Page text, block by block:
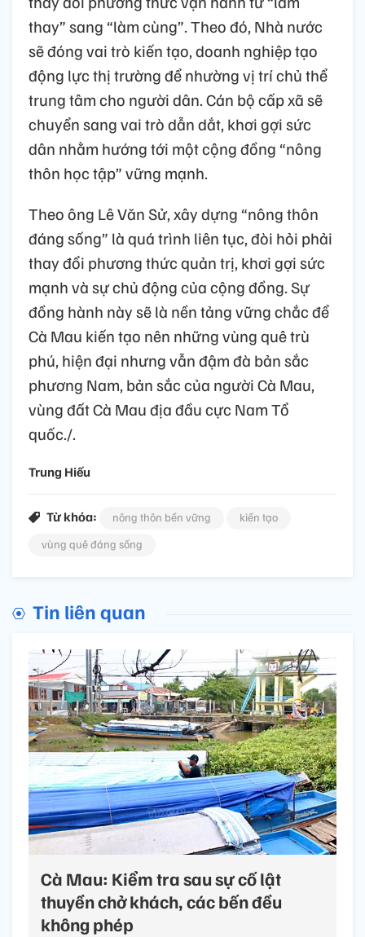
thay” sang “làm cùng”. Theo đó, Nhà nước
sẽ đóng vai trò kiến tạo, doanh nghiệp tạo
động lực thị trường để nhường vị trí chủ thể
trung tâm cho người dân. Cán bộ cấp xã sẽ
chuyển sang vai trò dẫn dắt, khơi gợi sức
dân nhằm hướng tới một cộng đồng “nông
thôn học tập” vững mạnh.
Theo ông Lê Văn Sử, xây dựng “nông thôn
đáng sống” là quá trình liên tục, đòi hỏi phải
thay đổi phương thức quản trị, khơi gợi sức
mạnh và sự chủ động của cộng đồng. Sự
đồng hành này sẽ là nền tảng vững chắc để
Cà Mau kiến tạo nên những vùng quê trù
phú, hiện đại nhưng vẫn đậm đà bản sắc
phương Nam, bản sắc của người Cà Mau,
vùng đất Cà Mau địa đầu cực Nam Tổ
quốc./.
Trung Hiếu
Từ khóa: nông thôn bền vững
kiến tạo
vùng quê đáng sống
Tin liên quan
Cà Mau: Kiểm tra sau sự cố lật
thuyền chở khách, các bến đều
không phép